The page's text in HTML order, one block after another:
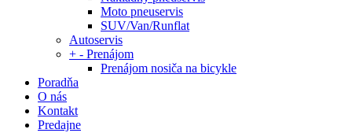
Moto pneuservis
SUV/Van/Runflat
Autoservis
+ - Prenájom
Prenájom nosiča na bicykle
Poradňa
O nás
Kontakt
Predajne